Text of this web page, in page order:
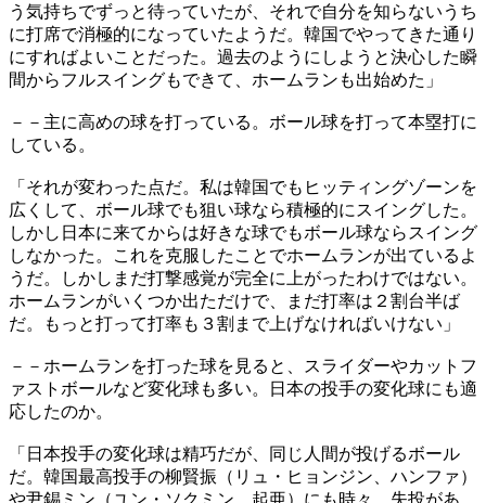
う気持ちでずっと待っていたが、それで自分を知らないうち
に打席で消極的になっていたようだ。韓国でやってきた通り
にすればよいことだった。過去のようにしようと決心した瞬
間からフルスイングもできて、ホームランも出始めた」
－－主に高めの球を打っている。ボール球を打って本塁打に
している。
「それが変わった点だ。私は韓国でもヒッティングゾーンを
広くして、ボール球でも狙い球なら積極的にスイングした。
しかし日本に来てからは好きな球でもボール球ならスイング
しなかった。これを克服したことでホームランが出ているよ
うだ。しかしまだ打撃感覚が完全に上がったわけではない。
ホームランがいくつか出ただけで、まだ打率は２割台半ば
だ。もっと打って打率も３割まで上げなければいけない」
－－ホームランを打った球を見ると、スライダーやカットフ
ァストボールなど変化球も多い。日本の投手の変化球にも適
応したのか。
「日本投手の変化球は精巧だが、同じ人間が投げるボール
だ。韓国最高投手の柳賢振（リュ・ヒョンジン、ハンファ）
や尹錫ミン（ユン・ソクミン、起亜）にも時々、失投があ